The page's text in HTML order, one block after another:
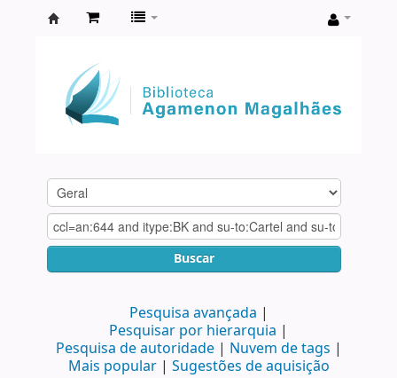
Agamenon
Magalhães
Buscar
Pesquisa avançada
Pesquisar por hierarquia
Pesquisa de autoridade
Nuvem de tags
Mais popular
Sugestões de aquisição